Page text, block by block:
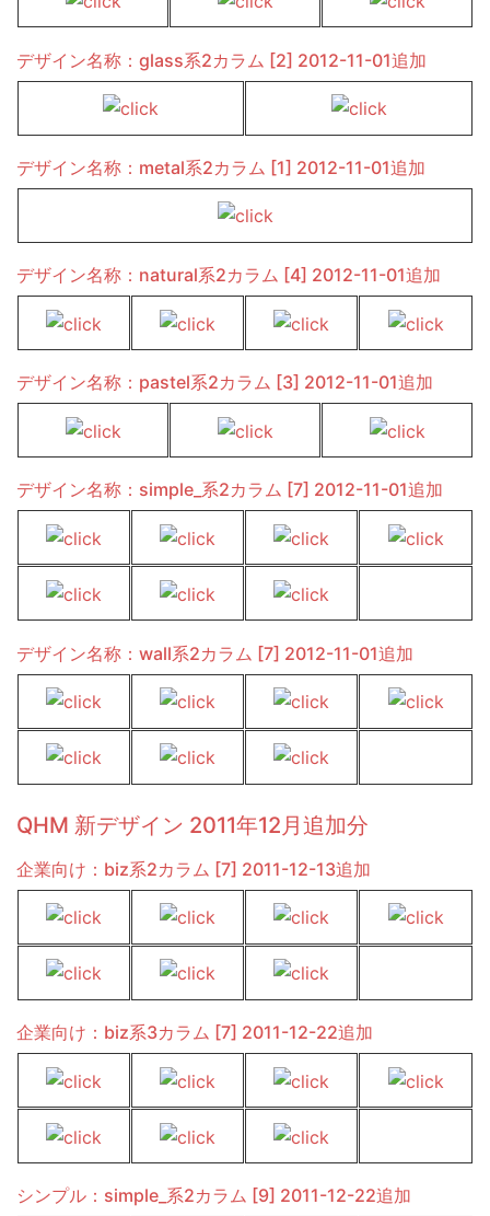
デザイン名称：glass系2カラム [2] 2012-11-01追加
デザイン名称：metal系2カラム [1] 2012-11-01追加
デザイン名称：natural系2カラム [4] 2012-11-01追加
デザイン名称：pastel系2カラム [3] 2012-11-01追加
デザイン名称：simple_系2カラム [7] 2012-11-01追加
デザイン名称：wall系2カラム [7] 2012-11-01追加
QHM 新デザイン 2011年12月追加分
企業向け：biz系2カラム [7] 2011-12-13追加
企業向け：biz系3カラム [7] 2011-12-22追加
シンプル：simple_系2カラム [9] 2011-12-22追加